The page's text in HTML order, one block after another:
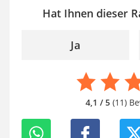
Hat Ihnen dieser
Ja
4,1 / 5(11)